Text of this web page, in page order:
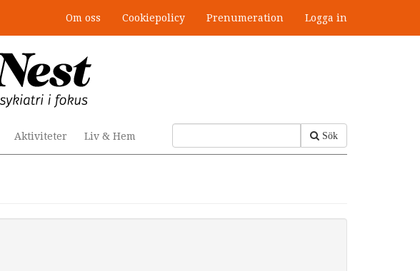
Om oss Cookiepolicy Prenumeration Logga in
Sök
Aktiviteter Liv & Hem